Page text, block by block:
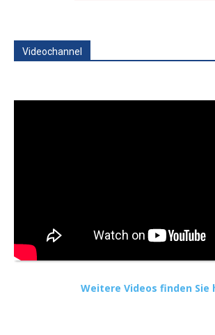
Videochannel
Weitere Videos finden Sie